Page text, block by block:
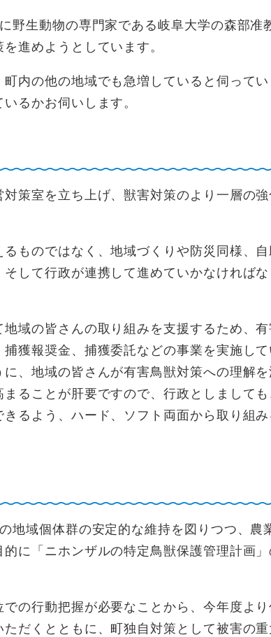
野生動物の専門家である岐阜大学の森部准
進めようとしています。
内の他の地域でも急増していると伺ってい
るかお伺いします。
策室を立ち上げ、獣害対策のより一層の強
ものではなく、地域づくりや防災同様、自
して行政が連携して進めていかなければな
域の皆さんの取り組みを支援するため、有
獲報奨金、捕獲委託などの事業を実施して
、地域の皆さんが有害鳥獣対策への理解を
ることが肝要ですので、行政としましても
るよう、ハード、ソフト両面から取り組み
地域個体群の安定的な維持を図りつつ、農
に「ニホンザルの特定鳥獣保護管理計画
の行動把握が必要なことから、今年度より
だくとともに、町独自対策として被害の重